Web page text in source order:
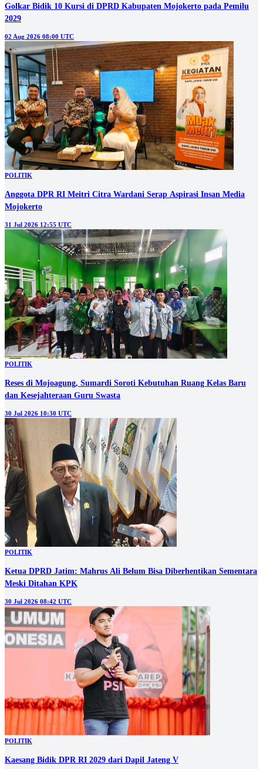
Golkar Bidik 10 Kursi di DPRD Kabupaten Mojokerto pada Pemilu
2029
02 Aug 2026 08:00 UTC
POLITIK
Anggota DPR RI Meitri Citra Wardani Serap Aspirasi Insan Media
Mojokerto
31 Jul 2026 12:55 UTC
POLITIK
Reses di Mojoagung, Sumardi Soroti Kebutuhan Ruang Kelas Baru
dan Kesejahteraan Guru Swasta
30 Jul 2026 10:30 UTC
POLITIK
Ketua DPRD Jatim: Mahrus Ali Belum Bisa Diberhentikan Sementara
Meski Ditahan KPK
30 Jul 2026 08:42 UTC
POLITIK
Kaesang Bidik DPR RI 2029 dari Dapil Jateng V